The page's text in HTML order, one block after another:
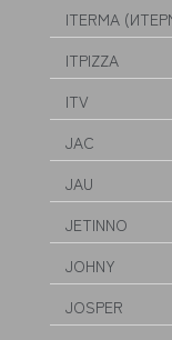
ITERMA
ITPIZZA
ITV
JAC
JAU
JETINNO
JOHNY
JOSPER